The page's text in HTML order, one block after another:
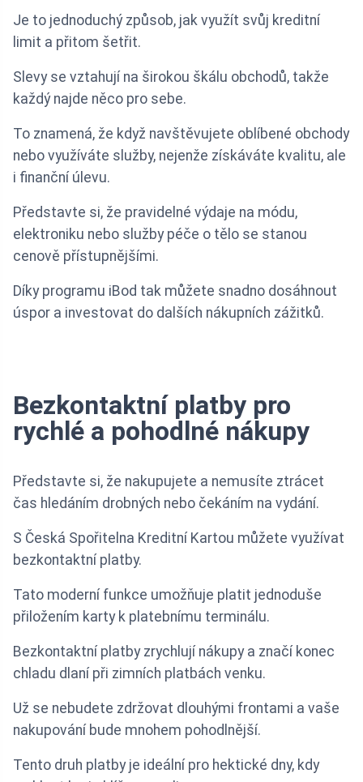
Je to jednoduchý způsob, jak využít svůj kreditní
limit a přitom šetřit.
Slevy se vztahují na širokou škálu obchodů, takže
každý najde něco pro sebe.
To znamená, že když navštěvujete oblíbené obchody
nebo využíváte služby, nejenže získáváte kvalitu, ale
i finanční úlevu.
Představte si, že pravidelné výdaje na módu,
elektroniku nebo služby péče o tělo se stanou
cenově přístupnějšími.
Díky programu iBod tak můžete snadno dosáhnout
úspor a investovat do dalších nákupních zážitků.
Bezkontaktní platby pro
rychlé a pohodlné nákupy
Představte si, že nakupujete a nemusíte ztrácet
čas hledáním drobných nebo čekáním na vydání.
S Česká Spořitelna Kreditní Kartou můžete využívat
bezkontaktní platby.
Tato moderní funkce umožňuje platit jednoduše
přiložením karty k platebnímu terminálu.
Bezkontaktní platby zrychlují nákupy a značí konec
chladu dlaní při zimních platbách venku.
Už se nebudete zdržovat dlouhými frontami a vaše
nakupování bude mnohem pohodlnější.
Tento druh platby je ideální pro hektické dny, kdy